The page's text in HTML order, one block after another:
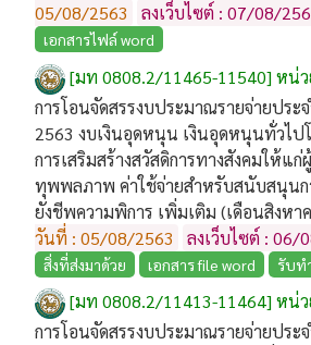
05/08/2563
ลงเว็บไซต์ : 07/08/
เอกสารไฟล์ word
[มท 0808.2/11465-11540] หน่
การโอนจัดสรรงบประมาณรายจ่ายปร
2563 งบเงินอุดหนุน เงินอุดหนุนทั่วไป
การเสริมสร้างสวัสดิการทางสังคมให้แ
ทุพพลภาพ ค่าใช้จ่ายสำหรับสนับสนุนก
ยังชีพความพิการ เพิ่มเติม (เดือนสิงหา
วันที่ : 05/08/2563
ลงเว็บไซต์ : 06/
สิ่งที่ส่งมาด้วย เอกสาร file word รับท
[มท 0808.2/11413-11464] หน่
การโอนจัดสรรงบประมาณรายจ่ายปร